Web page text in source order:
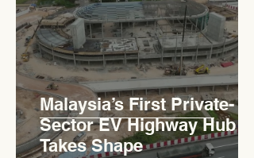
Works
Malaysia’s First Private-
Sector EV Highway Hub
Takes Shape